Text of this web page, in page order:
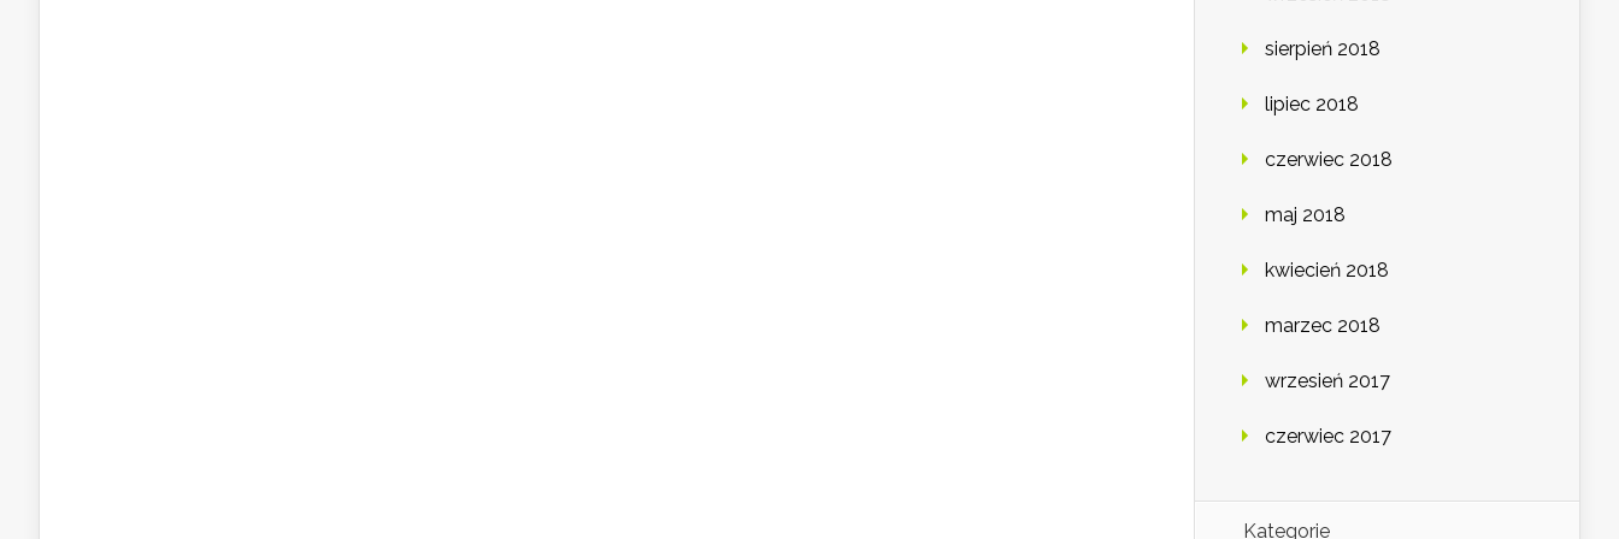
sierpień 2018
lipiec 2018
czerwiec 2018
maj 2018
kwiecień 2018
marzec 2018
wrzesień 2017
czerwiec 2017
Kategorie